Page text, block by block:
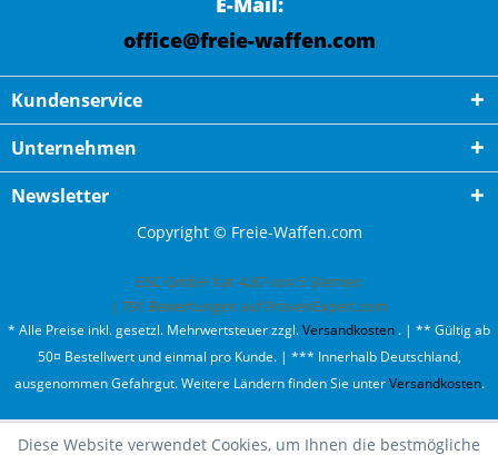
office@freie-waffen.com
Kundenservice
Unternehmen
Newsletter
Copyright © Freie-Waffen.com
ESC GmbH hat 4,87von 5Sternen
| 791 Bewertungen auf ProvenExpert.com
* Alle Preise inkl. gesetzl. Mehrwertsteuer zzgl.Versandkosten . | ** Gültig ab
50¤ Bestellwert und einmal pro Kunde. | *** Innerhalb Deutschland,
ausgenommen Gefahrgut. Weitere Ländern finden Sie unterVersandkosten.
Diese Website verwendet Cookies, um Ihnen die bestmögliche